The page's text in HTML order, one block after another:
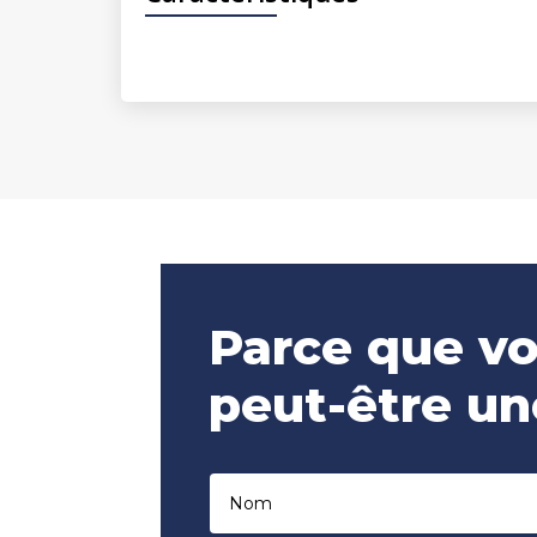
Parce que
peut-être